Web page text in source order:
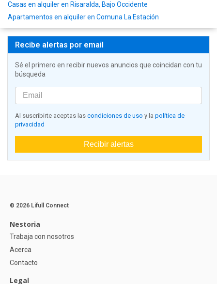
Casas en alquiler en Risaralda, Bajo Occidente
Apartamentos en alquiler en Comuna La Estación
Recibe alertas por email
Sé el primero en recibir nuevos anuncios que coincidan con tu
búsqueda
Al suscribirte aceptas las condiciones de uso y la política de
privacidad
Recibir alertas
© 2026 Lifull Connect
Nestoria
Trabaja con nosotros
Acerca
Contacto
Legal